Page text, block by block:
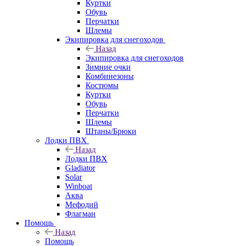
Куртки
Обувь
Перчатки
Шлемы
Экипировка для снегоходов
Назад
Экипировка для снегоходов
Зимние очки
Комбинезоны
Костюмы
Куртки
Обувь
Перчатки
Шлемы
Штаны/Брюки
Лодки ПВХ
Назад
Лодки ПВХ
Gladiator
Solar
Winboat
Аква
Мефодий
Флагман
Помощь
Назад
Помощь